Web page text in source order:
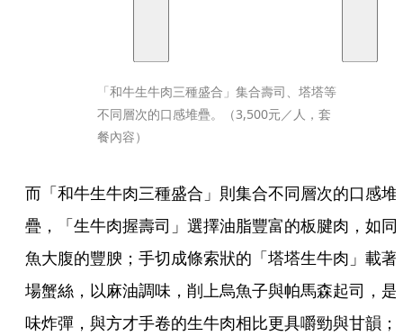
「和牛生牛肉三種盛合」集合壽司、塔塔等
不同層次的口感堆疊。（3,500元／人，套
餐內容）
而「和牛生牛肉三種盛合」則集合不同層次的口感堆
疊，「生牛肉握壽司」選擇油脂豐富的板腱肉，如同
魚大腹的豐腴；手切成條索狀的「塔塔生牛肉」載著
場蟹絲，以麻油調味，削上烏魚子與帕馬森起司，是
味炸彈，與方才手卷的生牛肉相比更具嚼勁與甘韻；